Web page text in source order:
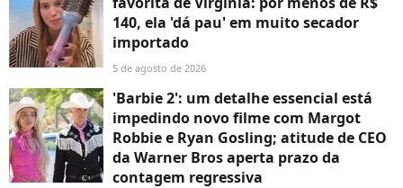
140, ela 'dá pau' em muito secador
importado
5 de agosto de 2026
'Barbie 2': um detalhe essencial está
impedindo novo filme com Margot
Robbie e Ryan Gosling; atitude de CEO
da Warner Bros aperta prazo da
contagem regressiva